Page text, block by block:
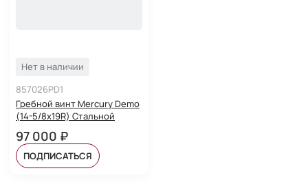
Нет в наличии
857026PD1
Гребной винт Mercury Demo
(14-5/8х19R) Стальной
97 000 ₽
ПОДПИСАТЬСЯ